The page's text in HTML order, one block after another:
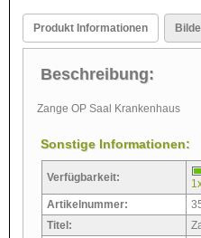
Produkt Informationen
Beschreibung:
Zange OP Saal Krankenhaus
Sonstige Informationen:
Verfügbarkeit:
Artikelnummer:
Titel: